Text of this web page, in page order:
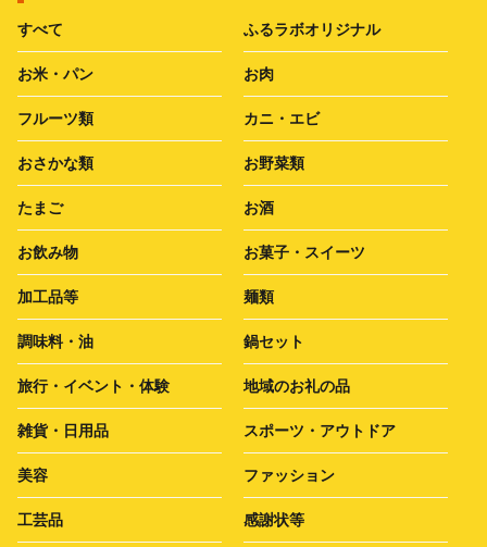
すべて ふるラボオリジナル
お米・パン お肉
フルーツ類 カニ・エビ
おさかな類 お野菜類
たまご お酒
お飲み物 お菓子・スイーツ
加工品等 麺類
調味料・油 鍋セット
旅行・イベント・体験 地域のお礼の品
雑貨・日用品 スポーツ・アウトドア
美容 ファッション
工芸品 感謝状等